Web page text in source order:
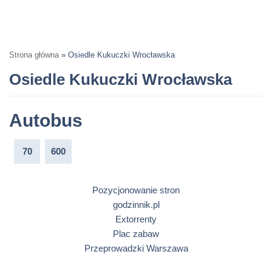
Strona główna » Osiedle Kukuczki Wrocławska
Osiedle Kukuczki Wrocławska
Autobus
70 600
Pozycjonowanie stron
godzinnik.pl
Extorrenty
Plac zabaw
Przeprowadzki Warszawa